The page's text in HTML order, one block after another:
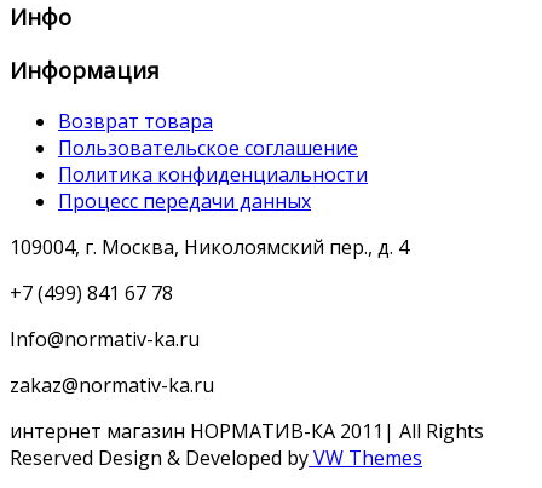
Инфо
Информация
Возврат товара
Пользовательское соглашение
Политика конфиденциальности
Процесс передачи данных
109004, г. Москва, Николоямский пер., д. 4
+7 (499) 841 67 78
Info@normativ-ka.ru
zakaz@normativ-ka.ru
интернет магазин НОРМАТИВ-КА 2011| All Rights
Reserved Design & Developed byVW Themes